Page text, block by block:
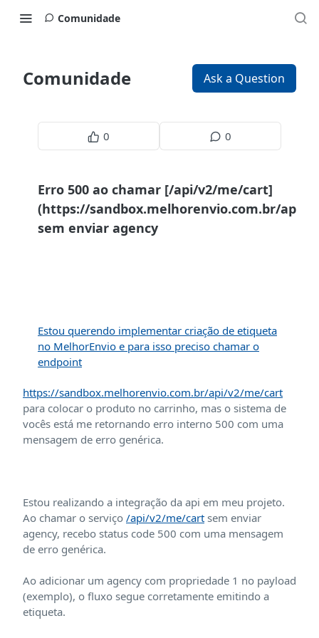
Comunidade
Comunidade Ask a Question
0 0
Erro 500 ao chamar [/api/v2/me/cart]
(https://sandbox.melhorenvio.com.br/api/
sem enviar agency
Estou querendo implementar criação de etiqueta
no MelhorEnvio e para isso preciso chamar o
endpoint
https://sandbox.melhorenvio.com.br/api/v2/me/cart
para colocar o produto no carrinho, mas o sistema de
vocês está me retornando erro interno 500 com uma
mensagem de erro genérica.
Estou realizando a integração da api em meu projeto.
Ao chamar o serviço /api/v2/me/cart sem enviar
agency, recebo status code 500 com uma mensagem
de erro genérica.
Ao adicionar um agency com propriedade 1 no payload
(exemplo), o fluxo segue corretamente emitindo a
etiqueta.